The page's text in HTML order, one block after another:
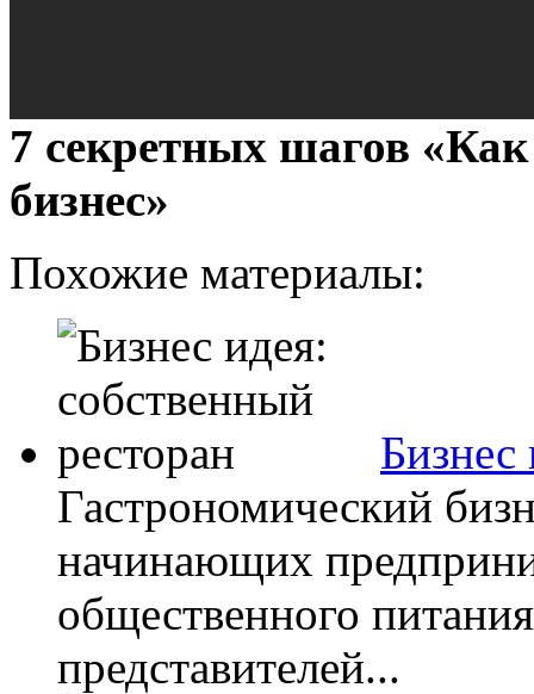
7 секретных шагов
бизнес»
Похожие материалы:
Бизнес
Гастрономический
начинающих
общественного
представителей...